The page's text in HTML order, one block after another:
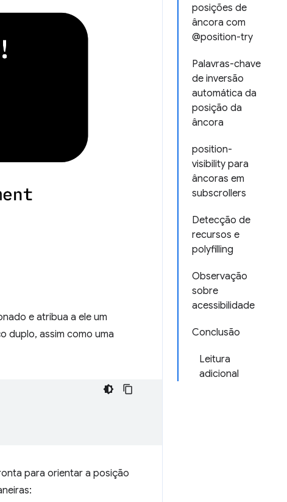
posições de
âncora com
@position-try
Palavras-chave
de inversão
automática da
posição da
âncora
position-
visibility para
âncoras em
subscrollers
Detecção de
recursos e
polyfilling
Observação
sobre
acessibilidade
Conclusão
Leitura
adicional
e atribua a ele um
duplo, assim como uma
para orientar a posição